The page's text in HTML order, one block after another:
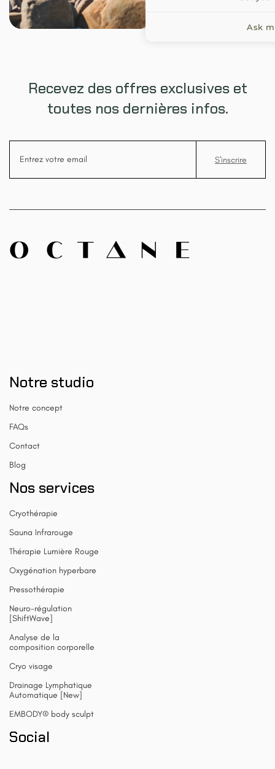
Recevez des offres exclusives et
toutes nos dernières infos.
Notre studio
Notre concept
FAQs
Contact
Blog
Nos services
Cryothérapie
Sauna Infrarouge
Thérapie Lumière Rouge
Oxygénation hyperbare
Pressothérapie
Neuro-régulation
[ShiftWave]
Analyse de la
composition corporelle
Cryo visage
Drainage Lymphatique
Automatique [New]
EMBODY® body sculpt
Social
Ask